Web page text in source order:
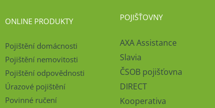
ONLINE PRODUKTY
Pojištění domácnosti
Pojištění nemovitosti
Pojištění odpovědnosti
Úrazové pojištění
Povinné ručení
POJIŠŤOVNY
AXA Assistance
Slavia
ČSOB pojišťovna
DIRECT
Kooperativa